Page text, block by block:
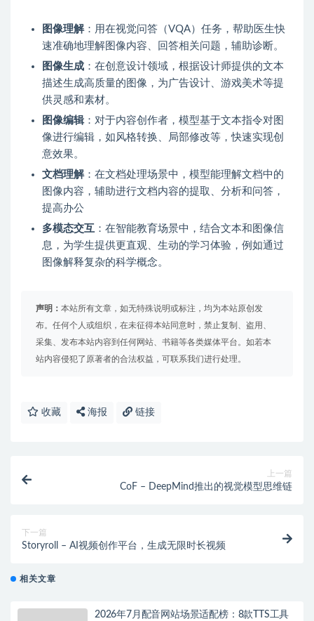
图像理解：用在视觉问答（VQA）任务，帮助医生快
速准确地理解图像内容、回答相关问题，辅助诊断。
图像生成 ：在创意设计领域，根据设计师提供的文本
描述生成高质量的图像，为广告设计、游戏美术等提
供灵感和素材。
图像编辑：对于内容创作者，模型基于文本指令对图
像进行编辑，如风格转换、局部修改等，快速实现创
意效果。
文档理解：在文档处理场景中，模型能理解文档中的
图像内容，辅助进行文档内容的提取、分析和问答，
提高办公
多模态交互 ：在智能教育场景中，结合文本和图像信
息，为学生提供更直观、生动的学习体验，例如通过
图像解释复杂的科学概念。
声明： 本站所有文章，如无特殊说明或标注，均为本站原创发
布。任何个人或组织，在未征得本站同意时，禁止复制、盗用、
采集、发布本站内容到任何网站、书籍等各类媒体平台。如若本
站内容侵犯了原著者的合法权益，可联系我们进行处理。
收藏 海报 链接
上一篇
CoF – DeepMind推出的视觉模型思维链
下一篇
Storyroll – AI视频创作平台，生成无限时长视频
相关文章
2026年7月配音网站场景适配榜：8款TTS工具